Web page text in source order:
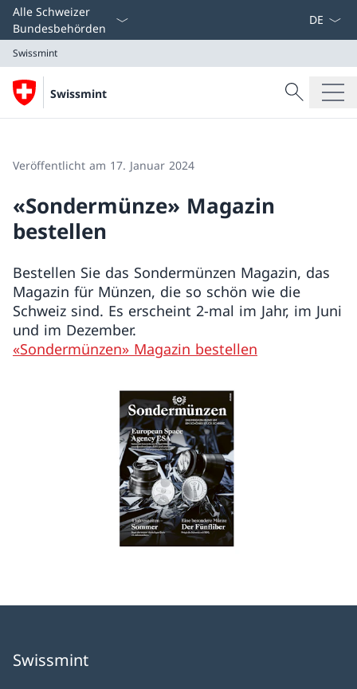
Alle Schweizer
Bundesbehörden
Swissmint
Swissmint
Suche
Suche
Veröffentlicht am 17. Januar 2024
«Sondermünze» Magazin
bestellen
Bestellen Sie das Sondermünzen Magazin, das
Magazin für Münzen, die so schön wie die
Schweiz sind. Es erscheint 2-mal im Jahr, im Juni
und im Dezember.
«Sondermünzen» Magazin bestellen
Swissmint